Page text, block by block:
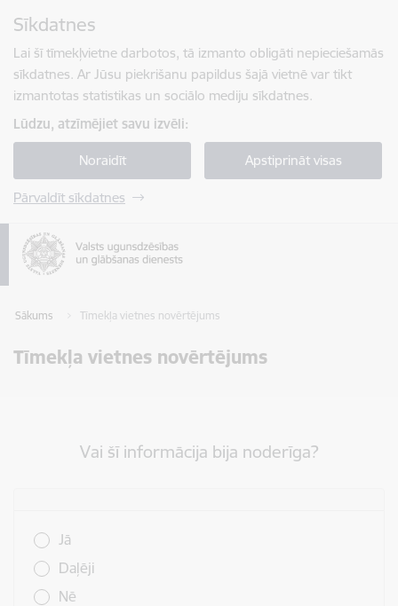
Sīkdatnes
Lai šī tīmekļvietne darbotos, tā izmanto obligāti nepieciešamās
sīkdatnes. Ar Jūsu piekrišanu papildus šajā vietnē var tikt
izmantotas statistikas un sociālo mediju sīkdatnes.
Lūdzu, atzīmējiet savu izvēli:
Noraidīt Apstiprināt visas
Pārvaldīt sīkdatnes
Sākums Tīmekļa vietnes novērtējums
Tīmekļa vietnes novērtējums
Vai šī informācija bija noderīga?
Jā
Daļēji
Nē